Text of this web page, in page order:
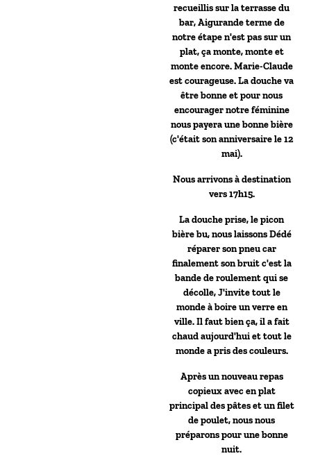
recueillis sur la terrasse du
bar, Aigurande terme de
notre étape n'est pas sur un
plat, ça monte, monte et
monte encore. Marie-Claude
est courageuse. La douche va
être bonne et pour nous
encourager notre féminine
nous payera une bonne bière
(c'était son anniversaire le 12
mai).
Nous arrivons à destination
vers 17h15.
La douche prise, le picon
bière bu, nous laissons Dédé
réparer son pneu car
finalement son bruit c'est la
bande de roulement qui se
décolle, J'invite tout le
monde à boire un verre en
ville. Il faut bien ça, il a fait
chaud aujourd'hui et tout le
monde a pris des couleurs.
Après un nouveau repas
copieux avec en plat
principal des pâtes et un filet
de poulet, nous nous
préparons pour une bonne
nuit.